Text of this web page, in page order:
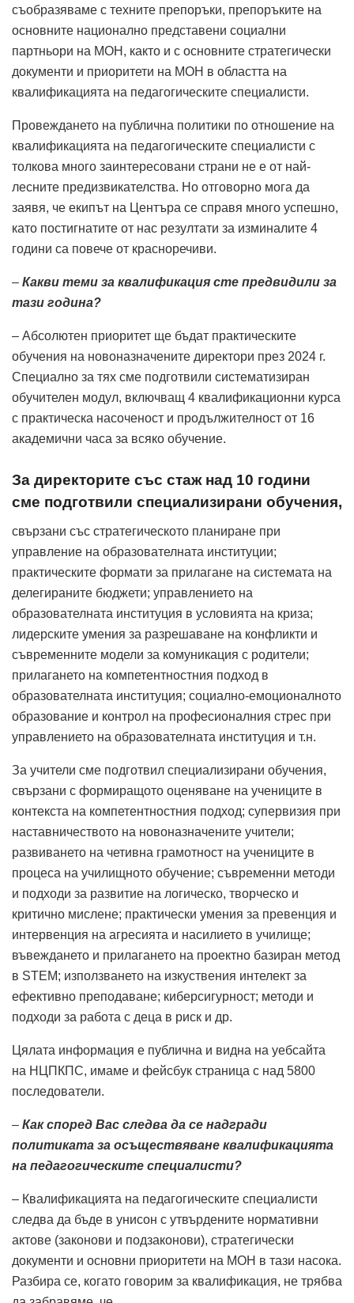
съобразяваме с техните препоръки, препоръките на
основните национално представени социални
партньори на МОН, както и с основните стратегически
документи и приоритети на МОН в областта на
квалификацията на педагогическите специалисти.
Провеждането на публична политики по отношение на
квалификацията на педагогическите специалисти с
толкова много заинтересовани страни не е от най-
лесните предизвикателства. Но отговорно мога да
заявя, че екипът на Центъра се справя много успешно,
като постигнатите от нас резултати за изминалите 4
години са повече от красноречиви.
– Какви теми за квалификация сте предвидили за
тази година?
– Абсолютен приоритет ще бъдат практическите
обучения на новоназначените директори през 2024 г.
Специално за тях сме подготвили систематизиран
обучителен модул, включващ 4 квалификационни курса
с практическа насоченост и продължителност от 16
академични часа за всяко обучение.
За директорите със стаж над 10 години
сме подготвили специализирани обучения,
свързани със стратегическото планиране при
управление на образователната институции;
практическите формати за прилагане на системата на
делегираните бюджети; управлението на
образователната институция в условията на криза;
лидерските умения за разрешаване на конфликти и
съвременните модели за комуникация с родители;
прилагането на компетентностния подход в
образователната институция; социално-емоционалното
образование и контрол на професионалния стрес при
управлението на образователната институция и т.н.
За учители сме подготвил специализирани обучения,
свързани с формиращото оценяване на учениците в
контекста на компетентностния подход; супервизия при
наставничеството на новоназначените учители;
развиването на четивна грамотност на учениците в
процеса на училищното обучение; съвременни методи
и подходи за развитие на логическо, творческо и
критично мислене; практически умения за превенция и
интервенция на агресията и насилието в училище;
въвеждането и прилагането на проектно базиран метод
в STEM; използването на изкуствения интелект за
ефективно преподаване; киберсигурност; методи и
подходи за работа с деца в риск и др.
Цялата информация е публична и видна на уебсайта
на НЦПКПС, имаме и фейсбук страница с над 5800
последователи.
– Как според Вас следва да се надгради
политиката за осъществяване квалификацията
на педагогическите специалисти?
– Квалификацията на педагогическите специалисти
следва да бъде в унисон с утвърдените нормативни
актове (законови и подзаконови), стратегически
документи и основни приоритети на МОН в тази насока.
Разбира се, когато говорим за квалификация, не трябва